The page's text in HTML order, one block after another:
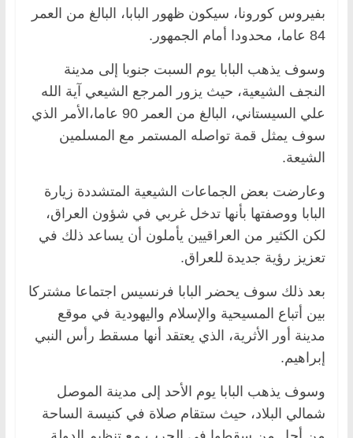
بفيروس كورونا، سيكون ظهور البابا، البالغ من العمر
84 عاما، محدودا أمام الجمهور.
وسوف يذهب البابا يوم السبت جنوبا إلى مدينة
النجف الشيعية، حيث يزور المرجع الشيعي آية الله
علي السيستاني، البالغ من العمر 90 عاما،الأمر الذي
سوف يمثل قمة تواصله المستمر مع المسلمين
الشيعة.
وعارضت بعض الجماعات الشيعية المتشددة زيارة
البابا ووصفتها بأنها تدخل غربي في شؤون العراق،
لكن الكثير من العراقيين يأملون أن يساعد ذلك في
تعزيز رؤية جديدة للعراق.
بعد ذلك سوف يحضر البابا فرنسيس اجتماعا مشتركا
بين أتباع المسيحية والإسلام واليهودية في موقع
مدينة أور الأثرية، الذي يعتقد أنها مسقط رأس النبي
إبراهيم.
وسوف يذهب البابا يوم الأحد إلى مدينة الموصل
شمالي البلاد، حيث ستقام صلاة في كنيسة الساحة